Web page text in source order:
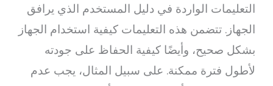
التعليمات الواردة في دليل المستخدم الذي يرافق
الجهاز. تتضمن هذه التعليمات كيفية استخدام الجهاز
بشكل صحيح، وأيضًا كيفية الحفاظ على جودته
لأطول فترة ممكنة. على سبيل المثال، يجب عدم